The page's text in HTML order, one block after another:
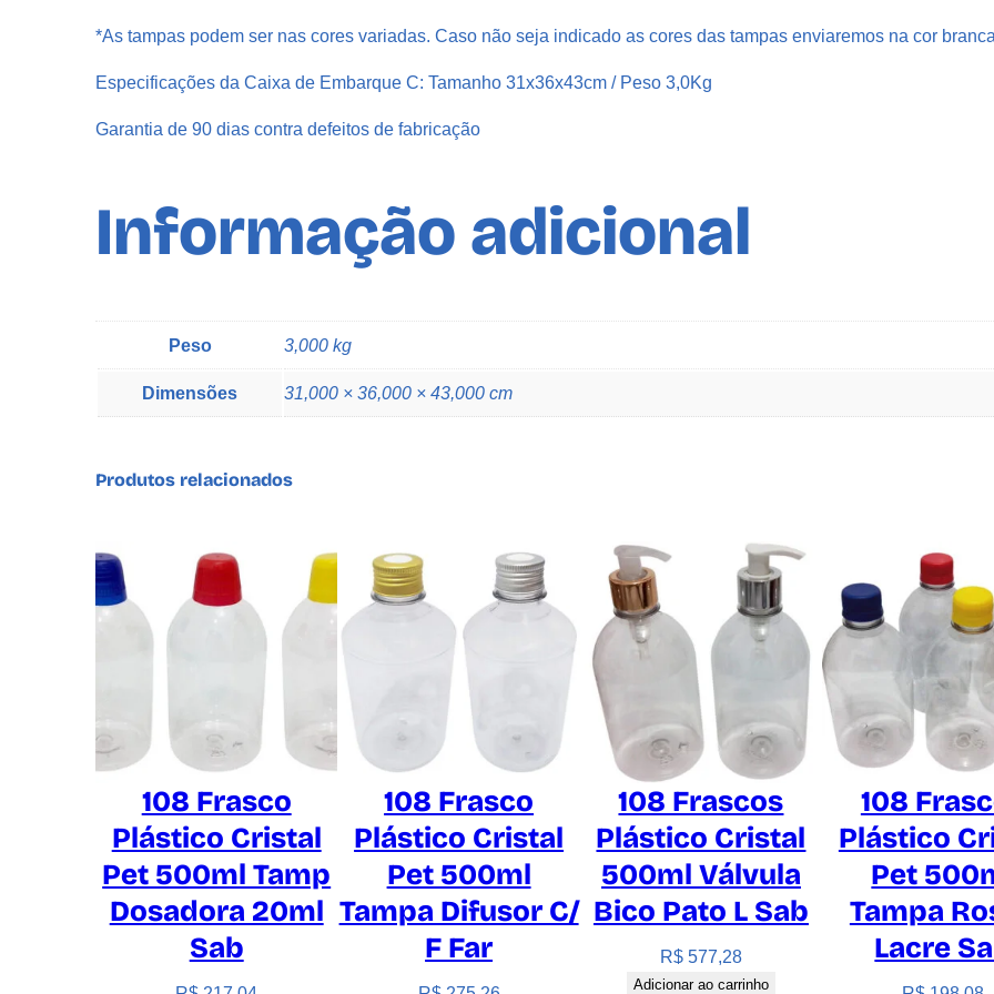
0
m
a
p
a
q
t
i
d
a
d
e
*As tampas podem ser nas cores variadas. Caso não seja indicado as cores das tampas enviaremos na cor
Especificações da Caixa de Embarque C: Tamanho 31x36x43cm / Peso 3,0Kg
Garantia de 90 dias contra defeitos de fabricação
Informação adicional
Peso 3,000 kg
Dimensões 31,000 × 36,000 × 43,000 cm
Produtos relacionados
108 Frasco
Plástico Cristal
Pet 500ml Tamp
Dosadora 20ml
Sab
108 Frasco
Plástico Cristal
Pet 500ml
Tampa Difusor C/
F Far
108 Frascos
Plástico Cristal
500ml Válvula
Bico Pato L Sab
R$577,28
Adicionar ao carrinho
108
Plástico
Pet
Tampa
Lacre